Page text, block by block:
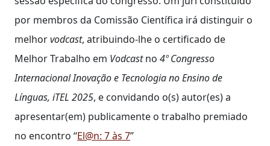
por membros da Comissão Científica irá distinguir o
melhorvodcast, atribuindo-lhe o certificado de
Melhor Trabalho em Vodcastno 4º Congresso
Internacional Inovação e Tecnologia no Ensino de
Línguas, iTEL 2025, e convidando o(s) autor(es) a
apresentar(em) publicamente o trabalho premiado
no encontro “El@n: 7 às 7”